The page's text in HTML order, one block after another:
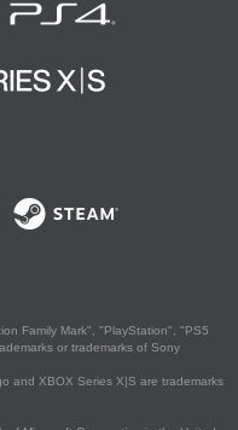
Family Mark", "PlayStation", "PS5
or trademarks of Sony
and XBOX Series X|S are trademarks